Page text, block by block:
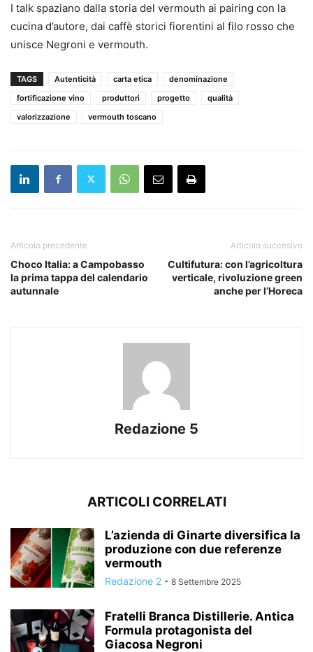
I talk spaziano dalla storia del vermouth ai pairing con la
cucina d’autore, dai caffè storici fiorentini al filo rosso che
unisce Negroni e vermouth.
TAGS Autenticità carta etica
denominazione
fortificazione vino
produttori progetto
qualità
valorizzazione
vermouth toscano
Articolo precedente
Choco Italia: a Campobasso
la prima tappa del calendario
autunnale
Articolo succesivo
Cultifutura: con l’agricoltura
verticale, rivoluzione green
anche per l’Horeca
Redazione 5
ARTICOLI CORRELATI
L’azienda di Ginarte diversifica la
produzione con due referenze
vermouth
Redazione 2 - 8 Settembre 2025
Fratelli Branca Distillerie. Antica
Formula protagonista del
Giacosa Negroni